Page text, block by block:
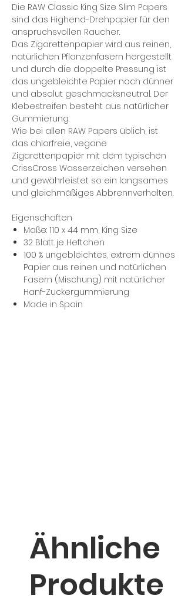
Die RAW Classic King Size Slim Papers
sind das Highend-Drehpapier für den
anspruchsvollen Raucher.
Das Zigarettenpapier wird aus reinen,
natürlichen Pflanzenfasern hergestellt
und durch die doppelte Pressung ist
das ungebleichte Papier noch dünner
und absolut geschmacksneutral. Der
Klebestreifen besteht aus natürlicher
Gummierung.
Wie bei allen RAW Papers üblich, ist
das chlorfreie, vegane
Zigarettenpapier mit dem typischen
CrissCross Wasserzeichen versehen
und gewährleistet so ein langsames
und gleichmäßiges Abbrennverhalten.
Eigenschaften
Maße: 110 x 44 mm, King Size
32 Blatt je Heftchen
100 % ungebleichtes, extrem dünnes
Papier aus reinen und natürlichen
Fasern (Mischung) mit natürlicher
Hanf-Zuckergummierung
Made in Spain
Ähnliche
Produkte